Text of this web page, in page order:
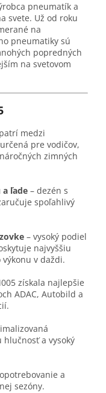
pneumatík a
svete. Už od roku
na
pneumatiky sú
popredných
na svetovom
patrí medzi
pre vodičov,
zimných
ľade – dezén s
spoľahlivý
– vysoký podiel
najvyššiu
v daždi.
získala najlepšie
ADAC, Autobild a
hlučnosť a vysoký
a
sezóny.